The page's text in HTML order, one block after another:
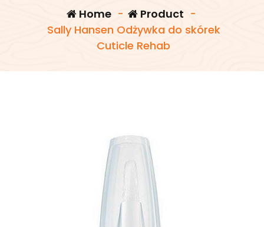
Home- Product -
Sally Hansen Odżywka do skórek
Cuticle Rehab